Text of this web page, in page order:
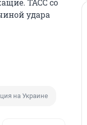
ТАСС со
удара
на Украине